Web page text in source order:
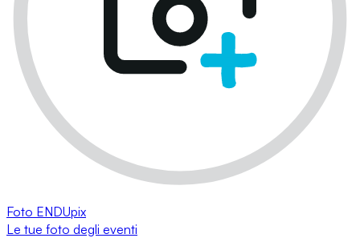
Foto ENDUpix
Le tue foto degli eventi